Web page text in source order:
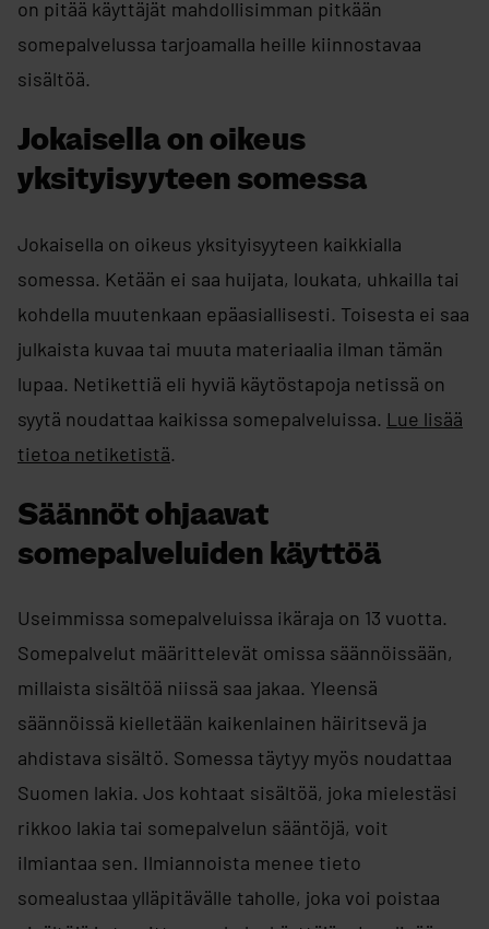
on pitää käyttäjät mahdollisimman pitkään
somepalvelussa tarjoamalla heille kiinnostavaa
sisältöä.​
Jokaisella on oikeus
yksityisyyteen somessa
Jokaisella on oikeus yksityisyyteen kaikkialla
somessa. Ketään ei saa huijata, loukata, uhkailla tai
kohdella muutenkaan epäasiallisesti. Toisesta ei saa
julkaista kuvaa tai muuta materiaalia ilman tämän
lupaa. Netikettiä eli hyviä käytöstapoja netissä on
syytä noudattaa kaikissa somepalveluissa. Lue lisää
tietoa netiketistä.
Säännöt ohjaavat
somepalveluiden käyttöä
Useimmissa somepalveluissa ikäraja on 13 vuotta.​
Somepalvelut määrittelevät omissa säännöissään,
millaista sisältöä niissä saa jakaa. Yleensä
säännöissä kielletään kaikenlainen häiritsevä ja
ahdistava sisältö. Somessa täytyy myös noudattaa
Suomen lakia. Jos kohtaat sisältöä, joka mielestäsi
rikkoo lakia tai somepalvelun sääntöjä, voit
ilmiantaa sen. Ilmiannoista menee tieto
somealustaa ylläpitävälle taholle, joka voi poistaa